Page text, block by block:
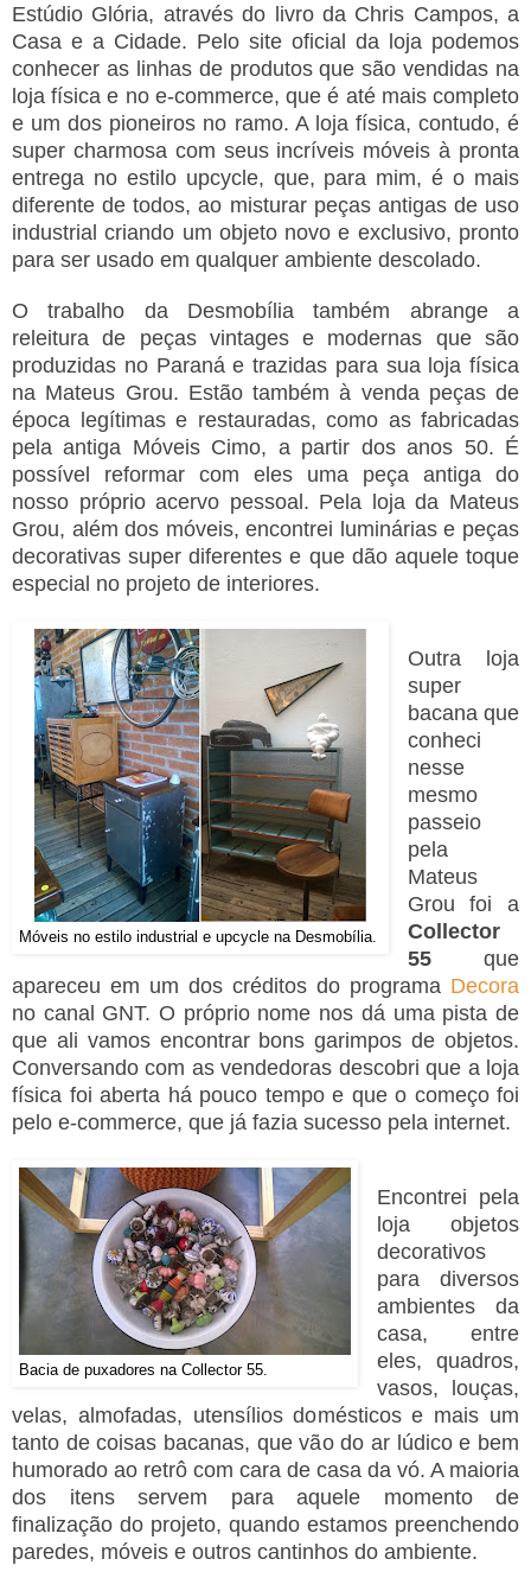
Estúdio Glória, através do livro da Chris Campos, a
Casa e a Cidade. Pelo site oficial da loja podemos
conhecer as linhas de produtos que são vendidas na
loja física e no e-commerce, que é até mais completo
e um dos pioneiros no ramo. A loja física, contudo, é
super charmosa com seus incríveis móveis à pronta
entrega no estilo upcycle, que, para mim, é o mais
diferente de todos, ao misturar peças antigas de uso
industrial criando um objeto novo e exclusivo, pronto
para ser usado em qualquer ambiente descolado.
O trabalho da Desmobília também abrange a
releitura de peças vintages e modernas que são
produzidas no Paraná e trazidas para sua loja física
na Mateus Grou. Estão também à venda peças de
época legítimas e restauradas, como as fabricadas
pela antiga Móveis Cimo, a partir dos anos 50. É
possível reformar com eles uma peça antiga do
nosso próprio acervo pessoal. Pela loja da Mateus
Grou, além dos móveis, encontrei luminárias e peças
decorativas super diferentes e que dão aquele toque
especial no projeto de interiores.
Móveis no estilo industrial e upcycle na Desmobília.
Outra loja
super
bacana que
conheci
nesse
mesmo
passeio
pela
Mateus
Grou foi a
Collector
55que
apareceu em um dos créditos do programa Decora
no canal GNT. O próprio nome nos dá uma pista de
que ali vamos encontrar bons garimpos de objetos.
Conversando com as vendedoras descobri que a loja
física foi aberta há pouco tempo e que o começo foi
pelo e-commerce, que já fazia sucesso pela internet.
Bacia de puxadores na Collector 55.
Encontrei pela
loja objetos
decorativos
para diversos
ambientes da
casa, entre
eles, quadros,
vasos, louças,
velas, almofadas, utensílios domésticos e mais um
tanto de coisas bacanas, que vão do ar lúdico e bem
humorado ao retrô com cara de casa da vó. A maioria
dos itens servem para aquele momento de
finalização do projeto, quando estamos preenchendo
paredes, móveis e outros cantinhos do ambiente.